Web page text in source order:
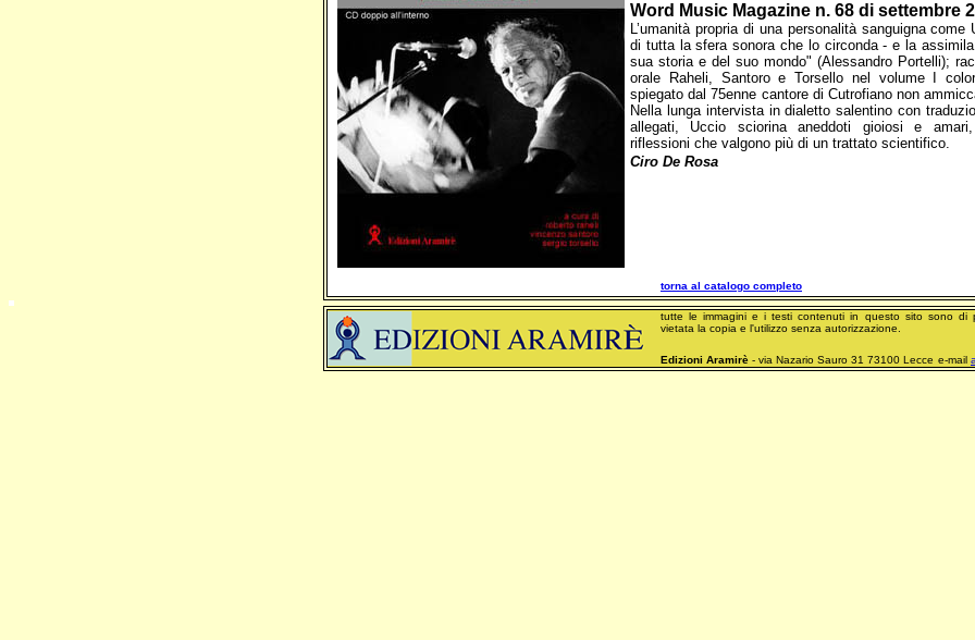
Word Music Magazine n. 68 di settembre
L’umanità propria di una personalità sanguigna
di tutta la sfera sonora che lo circonda - e la
sua storia e del suo mondo" (Alessandro Portelli);
orale Raheli, Santoro e Torsello nel volume I
spiegato dal 75enne cantore di Cutrofiano non
Nella lunga intervista in dialetto salentino con
allegati, Uccio sciorina aneddoti gioiosi e
riflessioni che valgono più di un trattato scientifico.
Ciro De Rosa
torna al catalogo completo
tutte le immagini e i testi contenuti in questo sito sono di
vietata la copia e l'utilizzo senza autorizzazione.
Edizioni Aramirè - via Nazario Sauro 31 73100 Lecce e-mail